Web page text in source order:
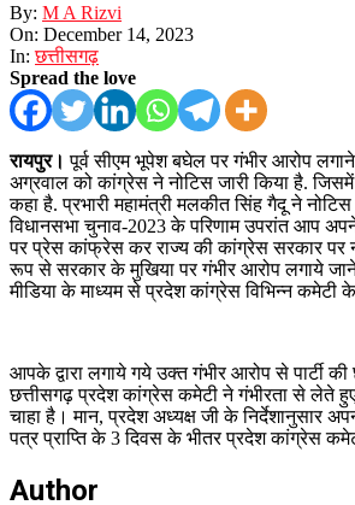
By: M A Rizvi
On: December 14, 2023
In: छत्तीसगढ़
Spread the love
रायपुर। पूर्व सीएम भूपेश बघेल पर गंभीर आरोप
अग्रवाल को कांग्रेस ने नोटिस जारी किया है.
कहा है. प्रभारी महामंत्री मलकीत सिंह गैदू ने
विधानसभा चुनाव-2023 के परिणाम उपरांत आप अपने
पर प्रेस कांफ्रेस कर राज्य की कांग्रेस सरकार पर
रूप से सरकार के मुखिया पर गंभीर आरोप लगाये जाने
मीडिया के माध्यम से प्रदेश कांग्रेस विभिन्न कमेटी
आपके द्वारा लगाये गये उक्त गंभीर आरोप से पार्टी
छत्तीसगढ़ प्रदेश कांग्रेस कमेटी ने गंभीरता से लेते
चाहा है। मान, प्रदेश अध्यक्ष जी के निर्देशानुसार
पत्र प्राप्ति के 3 दिवस के भीतर प्रदेश कांग्रेस
Author